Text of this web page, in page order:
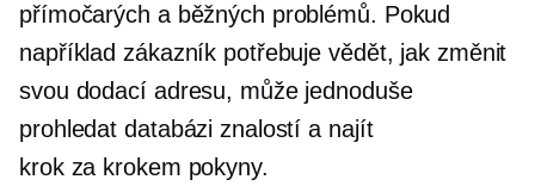
přímočarých a běžných problémů. Pokud
například zákazník potřebuje vědět, jak změnit
svou dodací adresu, může jednoduše
prohledat databázi znalostí a najít
krok za krokem pokyny.